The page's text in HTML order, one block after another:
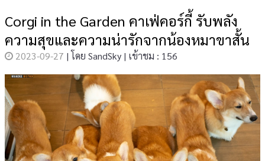
Corgi in the Garden คาเฟ่คอร์กี้ รับพลัง
ความสุขและความน่ารักจากน้องหมาขาสั้น
2023-09-27 | โดย SandSky | เข้าชม : 156